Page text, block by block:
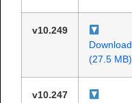
v10.249
Download
(27.5 MB)
v10.247